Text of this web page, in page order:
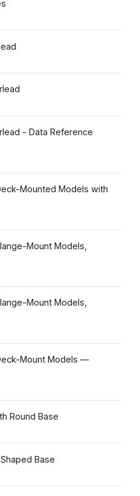
- Data Reference
Mounted Models with
Mount Models,
Mount Models,
Mount Models —
Round Base
Base